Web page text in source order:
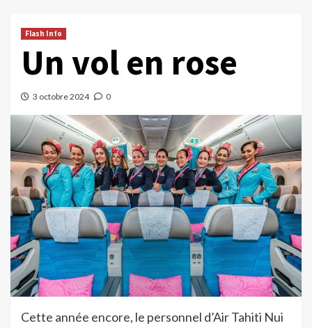
Flash Info
Un vol en rose
3 octobre 2024 0
Cette année encore, le personnel d’Air Tahiti Nui